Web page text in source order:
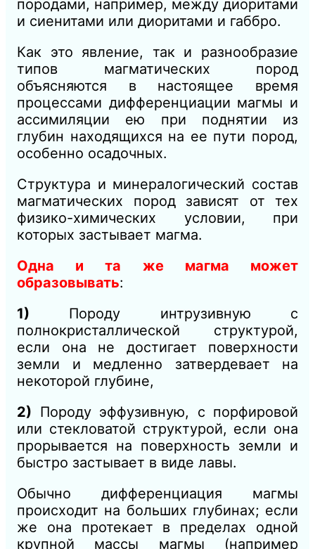
породами, например, между диоритами
и сиенитами или диоритами и габбро.
Как это явление, так и разнообразие
типов магматических пород
объясняются в настоящее время
процессами дифференциации магмы и
ассимиляции ею при поднятии из
глубин находящихся на ее пути пород,
особенно осадочных.
Структура и минералогический состав
магматических пород зависят от тех
физико-химических условии, при
которых застывает магма.
Одна и та же магма может
образовывать:
1) Породу интрузивную с
полнокристаллической структурой,
если она не достигает поверхности
земли и медленно затвердевает на
некоторой глубине,
2) Породу эффузивную, с порфировой
или стекловатой структурой, если она
прорывается на поверхность земли и
быстро застывает в виде лавы.
Обычно дифференциация магмы
происходит на больших глубинах; если
же она протекает в пределах одной
крупной массы магмы (например